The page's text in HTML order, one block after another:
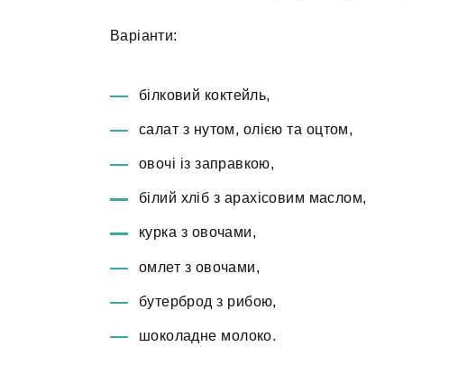
Варіанти:
білковий коктейль,
салат з нутом, олією та оцтом,
овочі із заправкою,
білий хліб з арахісовим маслом,
курка з овочами,
омлет з овочами,
бутерброд з рибою,
шоколадне молоко.